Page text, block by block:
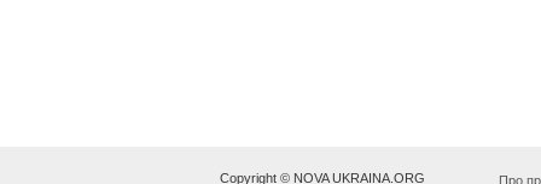
Copyright © NOVA UKRAINA.ORG Про